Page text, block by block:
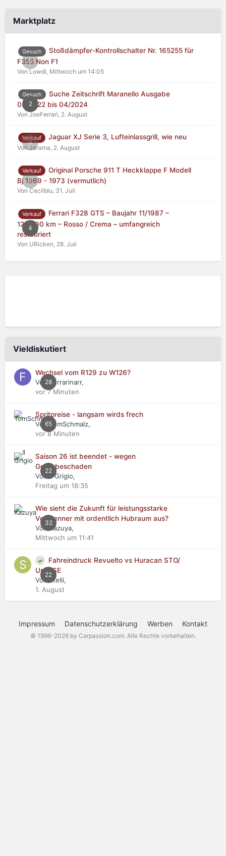
Marktplatz
0
Gesuch
Stoßdämpfer-Kontrollschalter Nr. 165255 für
F355 Non F1
Von Lowdi, Mittwoch um 14:05
2
Gesuch
Suche Zeitschrift Maranello Ausgabe
04/2022 bis 04/2024
Von JoeFerrari, 2. August
0
Verkauf Jaguar XJ Serie 3, Lufteinlassgrill, wie neu
Von Jarama, 2. August
0
Verkauf
Original Porsche 911 T Heckklappe F Modell
Bj 1969 - 1973 (vermutlich)
Von Cecilblu, 31. Juli
4
Verkauf
Ferrari F328 GTS – Baujahr 11/1987 –
125.000 km – Rosso / Crema – umfangreich
restauriert
Von URicken, 28. Juli
Vieldiskutiert
28
Wechsel vom R129 zu W126?
Von Ferrarinarr,
vor 7 Minuten
65
Spritpreise - langsam wirds frech
Von TomSchmalz,
vor 8 Minuten
22
Saison 26 ist beendet - wegen
Getriebeschaden
Von Il Grigio,
Freitag um 18:35
32
Wie sieht die Zukunft für leistungsstarke
Verbrenner mit ordentlich Hubraum aus?
Von Kazuya,
Mittwoch um 11:41
22
Fahreindruck Revuelto vs Huracan STO/
Urus SE
Von stelli,
1. August
Impressum Datenschutzerklärung Werben Kontakt
© 1996-2026 by Carpassion.com. Alle Rechte vorbehalten.